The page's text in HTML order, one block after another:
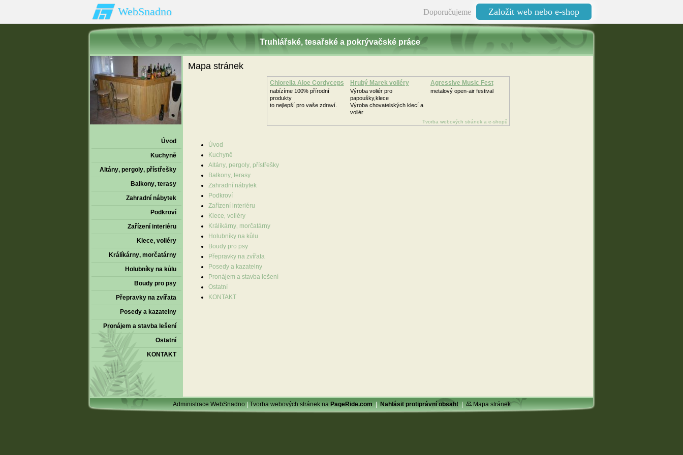
WebSnadno Doporučujeme Založit web nebo e-shop
Truhlářské‚ tesařské a pokrývačské práce
Úvod
Kuchyně
Altány‚ pergoly‚ přístřešky
Balkony‚ terasy
Zahradní nábytek
Podkroví
Zařízení interiéru
Klece‚ voliéry
Králíkárny‚ morčatárny
Holubníky na kůlu
Boudy pro psy
Přepravky na zvířata
Posedy a kazatelny
Pronájem a stavba lešení
Ostatní
KONTAKT
Mapa stránek
Chlorella Aloe Cordyceps
nabízíme 100% přírodní
produkty
to nejlepší pro vaše zdraví.
Hrubý Marek voliéry
Výroba voliér pro
papoušky,klece
Výroba chovatelských klecí a
voliér
Agressive Music Fest
metalový open-air festival
Tvorba webových stránek a e-shopů
Úvod
Kuchyně
Altány‚ pergoly‚ přístřešky
Balkony‚ terasy
Zahradní nábytek
Podkroví
Zařízení interiéru
Klece‚ voliéry
Králíkárny‚ morčatárny
Holubníky na kůlu
Boudy pro psy
Přepravky na zvířata
Posedy a kazatelny
Pronájem a stavba lešení
Ostatní
KONTAKT
Administrace WebSnadno|Tvorba webových stránek naPageRide.com|Nahlásit protiprávní obsah!| Mapa stránek